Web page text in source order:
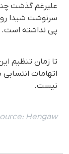
علیرغم گذشت
سرنوشت شیدا
پی نداشته است.
تا زمان تنظیم
اتهامات
نیست.
Hengaw